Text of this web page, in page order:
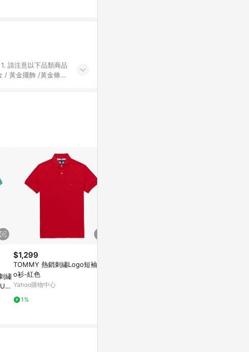
/ 黃金擺飾 /黃金條
動店家除外) 3. 訂
繡
$1,299
TOMMY 熱銷刺繡Logo短袖Pol
o衫-紅色
Yahoo購物中心
1%